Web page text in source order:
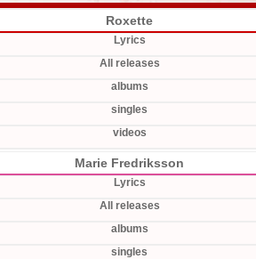
Roxette
Lyrics
All releases
albums
singles
videos
Marie Fredriksson
Lyrics
All releases
albums
singles